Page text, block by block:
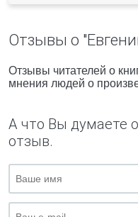
Отзывы о
Отзывы читателей о
мнения людей о
А что Вы думаете
отзыв.